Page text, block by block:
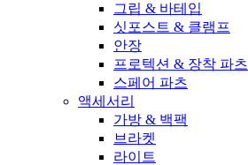
그립 & 바테입
싯포스트 & 클램프
안장
프로텍션 & 장착 파츠
스페어 파츠
액세서리
가방 & 백팩
브라켓
라이트